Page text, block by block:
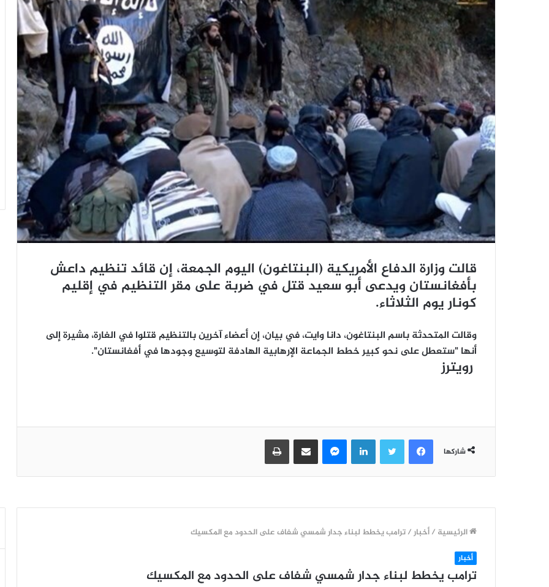
ي
د
ا
إ
ل
ك
ت
ر
و
ن
قالت وزارة الدفاع الأمريكية (البنتاغون) اليوم الجمعة، إن قائد تنظيم داعش
بأفغانستان ويدعى أبو سعيد قتل في ضربة على مقر التنظيم في إقليم
كونار يوم الثلاثاء.
وقالت المتحدثة باسم البنتاغون، دانا وايت، في بيان، إن أعضاء آخرين بالتنظيم قتلوا في الغارة، مشيرة إلى
أنها "ستعطل على نحو كبير خطط الجماعة الإرهابية الهادفة لتوسيع وجودها في أفغانستان".
رويترز
شاركها
فيسبوك لينكدإن مشاركة عبر البريد